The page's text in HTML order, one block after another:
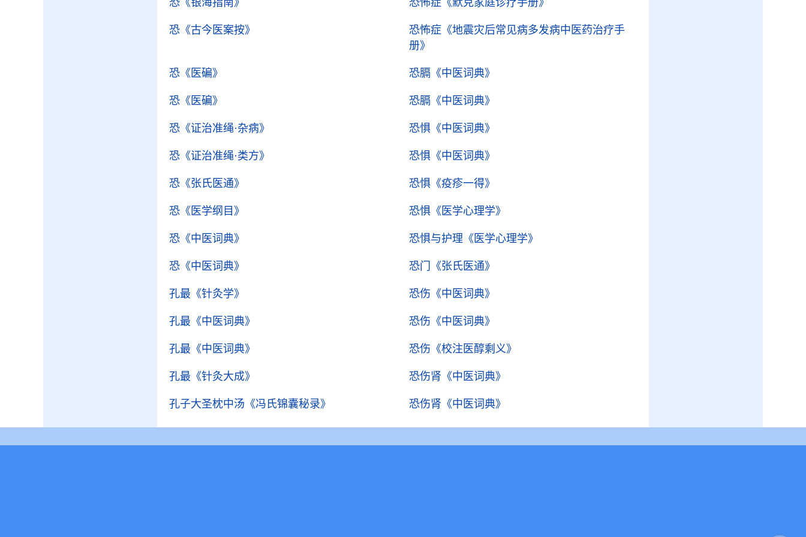
恐 《银海指南》 恐怖症 《默克家庭诊疗手册》
恐 《古今医案按》 恐怖症 《地震灾后常见病多发病中医药治疗手
册》
恐 《医碥》 恐膈 《中医词典》
恐 《医碥》 恐膈 《中医词典》
恐 《证治准绳·杂病》 恐惧 《中医词典》
恐 《证治准绳·类方》 恐惧 《中医词典》
恐 《张氏医通》 恐惧 《疫疹一得》
恐 《医学纲目》 恐惧 《医学心理学》
恐 《中医词典》 恐惧与护理 《医学心理学》
恐 《中医词典》 恐门 《张氏医通》
孔最 《针灸学》 恐伤 《中医词典》
孔最 《中医词典》 恐伤 《中医词典》
孔最 《中医词典》 恐伤 《校注医醇剩义》
孔最 《针灸大成》 恐伤肾 《中医词典》
孔子大圣枕中汤 《冯氏锦囊秘录》 恐伤肾 《中医词典》